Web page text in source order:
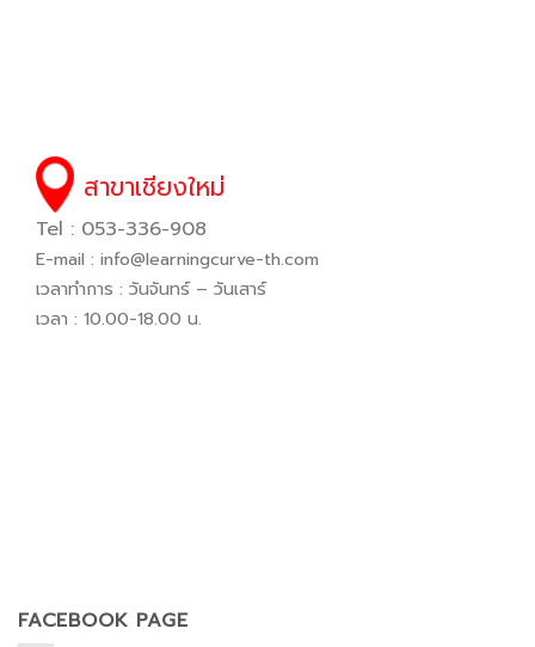
สาขาเชียงใหม่
Tel : 053-336-908
E-mail : info@learningcurve-th.com
เวลาทำการ : วันจันทร์ – วันเสาร์
เวลา : 10.00-18.00 น.
FACEBOOK PAGE